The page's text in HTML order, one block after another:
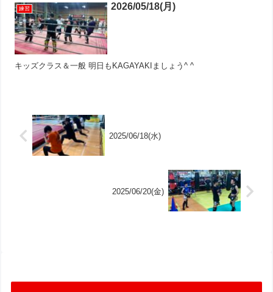
練習 2026/05/18(月)
キッズクラス＆一般 明日もKAGAYAKIましょう^ ^
2025/06/18(水)
2025/06/20(金)